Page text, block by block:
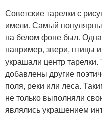
Советские тарелки с
имели. Самый
на белом фоне был.
например, звери, птицы
украшали центр
добавлены другие
поля, реки или леса.
не только выполняли
являлись украшением